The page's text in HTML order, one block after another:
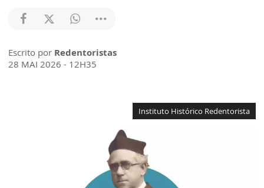
Escrito por Redentoristas
28 MAI 2026 - 12H35
Instituto Histórico Redentorista